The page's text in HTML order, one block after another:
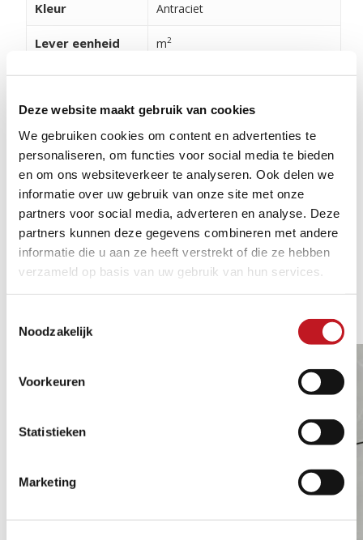
Deze website maakt gebruik van cookies
We gebruiken cookies om content en advertenties te
personaliseren, om functies voor social media te bieden
en om ons websiteverkeer te analyseren. Ook delen we
informatie over uw gebruik van onze site met onze
partners voor social media, adverteren en analyse. Deze
partners kunnen deze gegevens combineren met andere
informatie die u aan ze heeft verstrekt of die ze hebben
verzameld op basis van uw gebruik van hun services.
Noodzakelijk
Voorkeuren
Statistieken
Marketing
Kleur Antraciet
Lever eenheid m2
Materiaal Keramisch
Stroefheid R 11
Geschikt voor Balkon, Tuin
GERELATEERDE
1/2